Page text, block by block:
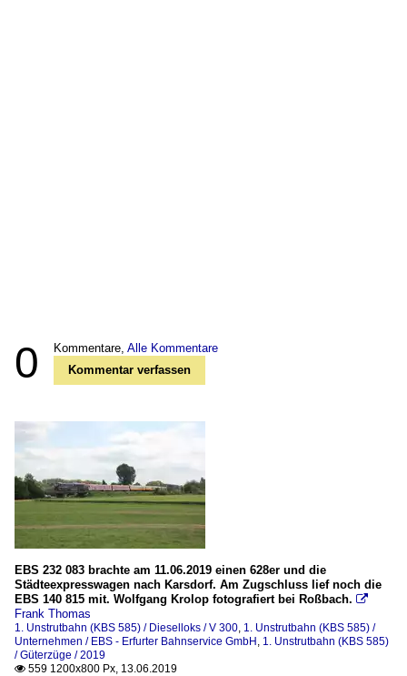
0 Kommentare, Alle Kommentare
Kommentar verfassen
EBS 232 083 brachte am 11.06.2019 einen 628er und die
Städteexpresswagen nach Karsdorf. Am Zugschluss lief noch die
EBS 140 815 mit. Wolfgang Krolop fotografiert bei Roßbach. 
Frank Thomas
1. Unstrutbahn (KBS 585) / Dieselloks / V 300 1. Unstrutbahn (KBS 585) /
Unternehmen / EBS - Erfurter Bahnservice GmbH 1. Unstrutbahn (KBS 585)
/ Güterzüge / 2019
 559 1200x800 Px, 13.06.2019